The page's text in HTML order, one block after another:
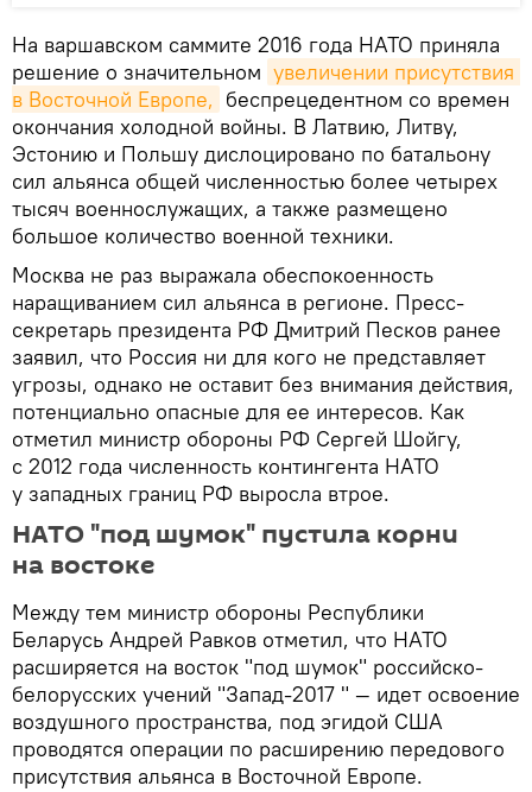
На варшавском саммите 2016 года НАТО приняла
решение о значительном увеличении присутствия
в Восточной Европе, беспрецедентном со времен
окончания холодной войны. В Латвию, Литву,
Эстонию и Польшу дислоцировано по батальону
сил альянса общей численностью более четырех
тысяч военнослужащих, а также размещено
большое количество военной техники.
Москва не раз выражала обеспокоенность
наращиванием сил альянса в регионе. Пресс-
секретарь президента РФ Дмитрий Песков ранее
заявил, что Россия ни для кого не представляет
угрозы, однако не оставит без внимания действия,
потенциально опасные для ее интересов. Как
отметил министр обороны РФ Сергей Шойгу,
с 2012 года численность контингента НАТО
у западных границ РФ выросла втрое.
НАТО "под шумок" пустила корни
на востоке
Между тем министр обороны Республики
Беларусь Андрей Равков отметил, что НАТО
расширяется на восток "под шумок" российско-
белорусских учений "Запад-2017 " — идет освоение
воздушного пространства, под эгидой США
проводятся операции по расширению передового
присутствия альянса в Восточной Европе.